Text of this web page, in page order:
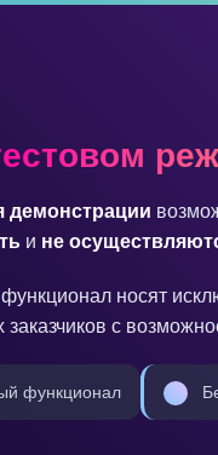
демонстрации
и не
носят
с
функционал